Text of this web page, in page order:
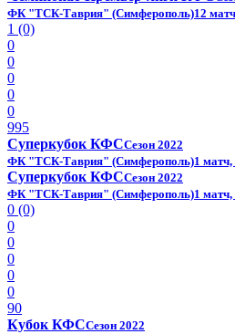
ФК "ТСК-Таврия" (Симферополь)12
1 (0)
0
0
0
0
0
995
Суперкубок КФССезон 2022
ФК "ТСК-Таврия" (Симферополь)1 матч,
Суперкубок КФССезон 2022
ФК "ТСК-Таврия" (Симферополь)1 матч,
0 (0)
0
0
0
0
0
90
Кубок КФССезон 2022